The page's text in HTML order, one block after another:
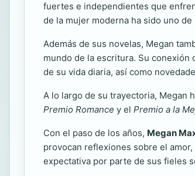
fuertes e independientes que
de la mujer moderna ha sido uno
Además de sus novelas, Megan
mundo de la escritura. Su
de su vida diaria, así como
A lo largo de su trayectoria, Megan
Premio Romance y el Premio a la
Con el paso de los años, Megan
provocan reflexiones sobre el
expectativa por parte de sus fieles